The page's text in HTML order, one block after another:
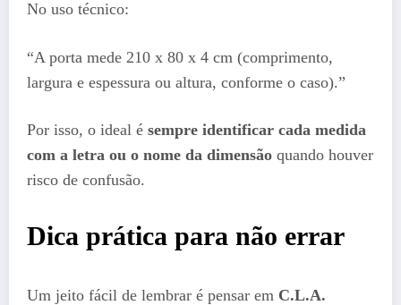
No uso técnico:
“A porta mede 210 x 80 x 4 cm (comprimento,
largura e espessura ou altura, conforme o caso).”
Por isso, o ideal é sempre identificar cada medida
com a letra ou o nome da dimensão quando houver
risco de confusão.
Dica prática para não errar
Um jeito fácil de lembrar é pensar em C.L.A.